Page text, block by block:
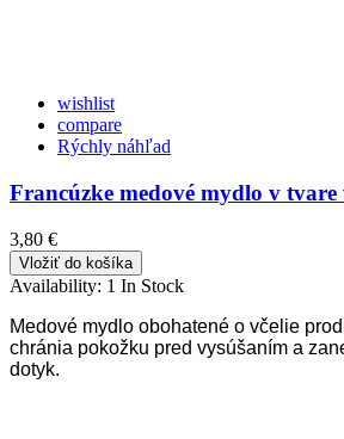
wishlist
compare
Rýchly náhľad
Francúzke medové mydlo v tvare
3,80 €
Vložiť do košíka
Availability: 1 In Stock
Medové mydlo obohatené o včelie
chránia pokožku pred vysúšaním a
dotyk.